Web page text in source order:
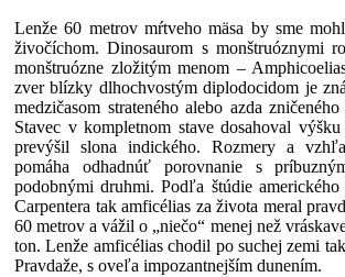
Lenže 60 metrov mŕtveho mäsa by sme
živočíchom. Dinosaurom s monštruóznymi
monštruózne zložitým menom –
zver blízky dlhochvostým diplodocidom je
medzičasom strateného alebo azda
Stavec v kompletnom stave dosahoval
prevýšil slona indického. Rozmery a
pomáha odhadnúť porovnanie s
podobnými druhmi. Podľa štúdie amerického
Carpentera tak amficélias za života meral
60 metrov a vážil o „niečo“ menej než
ton. Lenže amficélias chodil po suchej zemi
Pravdaže, s oveľa impozantnejším dunením.